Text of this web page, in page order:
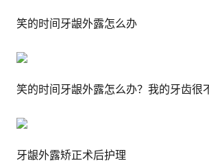
笑的时间牙龈外露怎么办
笑的时间牙龈外露怎么办？我的牙齿很
牙龈外露矫正术后护理